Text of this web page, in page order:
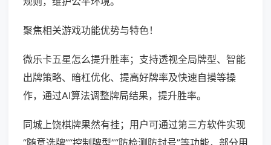
聚焦相关游戏功能优势与特色！
微乐卡五星怎么提升胜率；支持透视全局牌型、智能
出牌策略、暗杠优化、提高好牌率及快速自摸等操
作，通过AI算法调整牌局结果，提升胜率。
同城上饶棋牌果然有挂；用户可通过第三方软件实现